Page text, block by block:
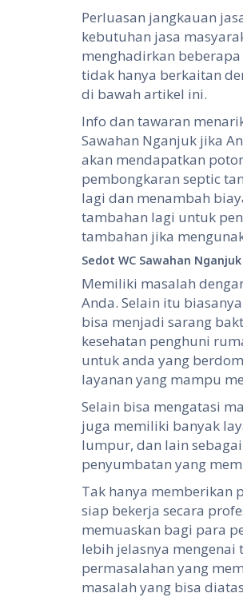
Perluasan jangkauan
kebutuhan jasa
menghadirkan
tidak hanya berkaitan
di bawah artikel ini.
Info dan tawaran
Sawahan Nganjuk jika
akan mendapatkan
pembongkaran septic
lagi dan menambah
tambahan lagi untuk
tambahan jika
Sedot WC Sawahan Nganjuk
Memiliki masalah
Anda. Selain itu
bisa menjadi sarang
kesehatan penghuni
untuk anda yang
layanan yang mampu
Selain bisa mengatasi
juga memiliki banyak
lumpur, dan lain
penyumbatan yang
Tak hanya memberikan
siap bekerja secara
memuaskan bagi para
lebih jelasnya mengenai
permasalahan yang
masalah yang bisa